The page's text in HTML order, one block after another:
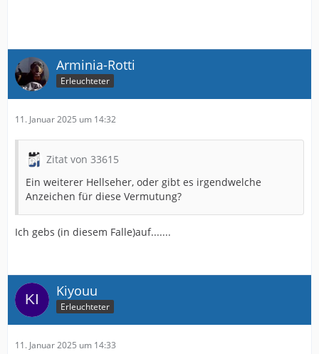
Arminia-Rotti
Erleuchteter
11. Januar 2025 um 14:32
Zitat von 33615
Ein weiterer Hellseher, oder gibt es irgendwelche
Anzeichen für diese Vermutung?
Ich gebs (in diesem Falle)auf.......
Kiyouu
Erleuchteter
11. Januar 2025 um 14:33